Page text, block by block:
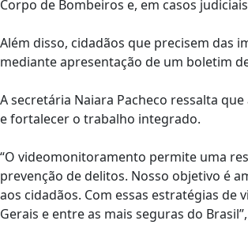
Corpo de Bombeiros e, em casos
Além disso, cidadãos que precisem das
mediante apresentação de um boletim
A secretária Naiara Pacheco ressalta
e fortalecer o trabalho integrado.
“O videomonitoramento permite uma
prevenção de delitos. Nosso objetivo é
aos cidadãos. Com essas estratégias de
Gerais e entre as mais seguras do